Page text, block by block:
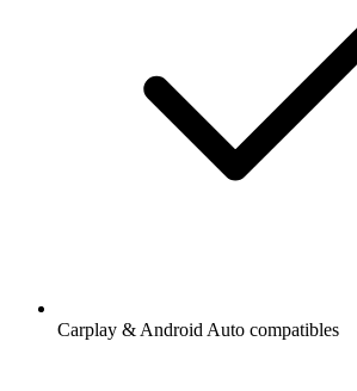
Carplay & Android Auto compatibles